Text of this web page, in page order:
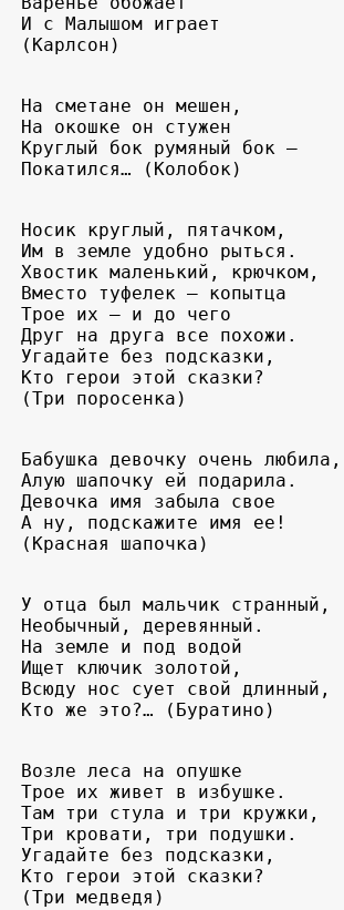
И с Малышом играет
(Карлсон)
На сметане он мешен,
На окошке он стужен
Круглый бок румяный бок –
Покатился… (Колобок)
Носик круглый, пятачком,
Им в земле удобно рыться.
Хвостик маленький, крючком,
Вместо туфелек – копытца
Трое их – и до чего
Друг на друга все похожи.
Угадайте без подсказки,
Кто герои этой сказки?
(Три поросенка)
Бабушка девочку очень любила,
Алую шапочку ей подарила.
Девочка имя забыла свое
А ну, подскажите имя ее!
(Красная шапочка)
У отца был мальчик странный,
Необычный, деревянный.
На земле и под водой
Ищет ключик золотой,
Всюду нос сует свой длинный,
Кто же это?… (Буратино)
Возле леса на опушке
Трое их живет в избушке.
Там три стула и три кружки,
Три кровати, три подушки.
Угадайте без подсказки,
Кто герои этой сказки?
(Три медведя)